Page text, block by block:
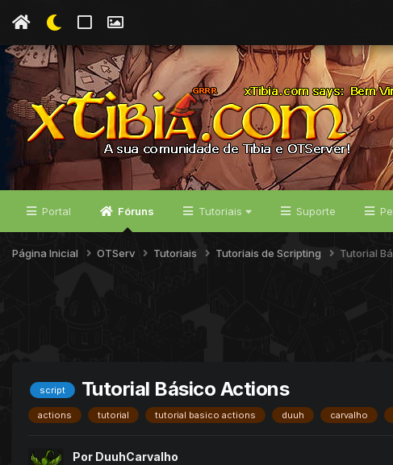
Portal Fóruns Tutoriais Suporte
Página Inicial OTServ Tutoriais Tutoriais de Scripting Tutorial
script Tutorial Básico Actions
actions tutorial tutorial basico actions duuh carvalho
Por DuuhCarvalho